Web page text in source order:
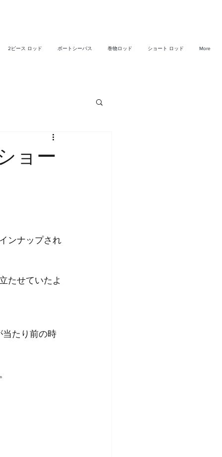
2ピース ロッド ボートシーバス 巻物ロッド ショート ロッド More
ョー
ンナップされ
たせていたよ
当たり前の時